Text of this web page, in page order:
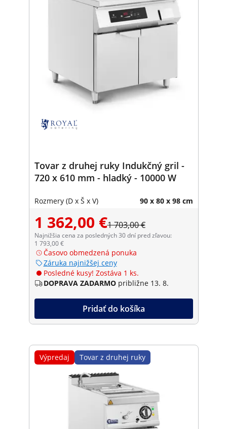
Tovar z druhej ruky Indukčný gril -
720 x 610 mm - hladký - 10000 W
Rozmery (D x Š x V) 90 x 80 x 98 cm
1 362,00 €1 703,00 €
Najnižšia cena za posledných 30 dní pred zľavou:
1 793,00 €
Časovo obmedzená ponuka
Záruka najnižšej ceny
Posledné kusy! Zostáva 1 ks.
DOPRAVA ZADARMO približne 13. 8.
Pridať do košíka
Výpredaj Tovar z druhej ruky